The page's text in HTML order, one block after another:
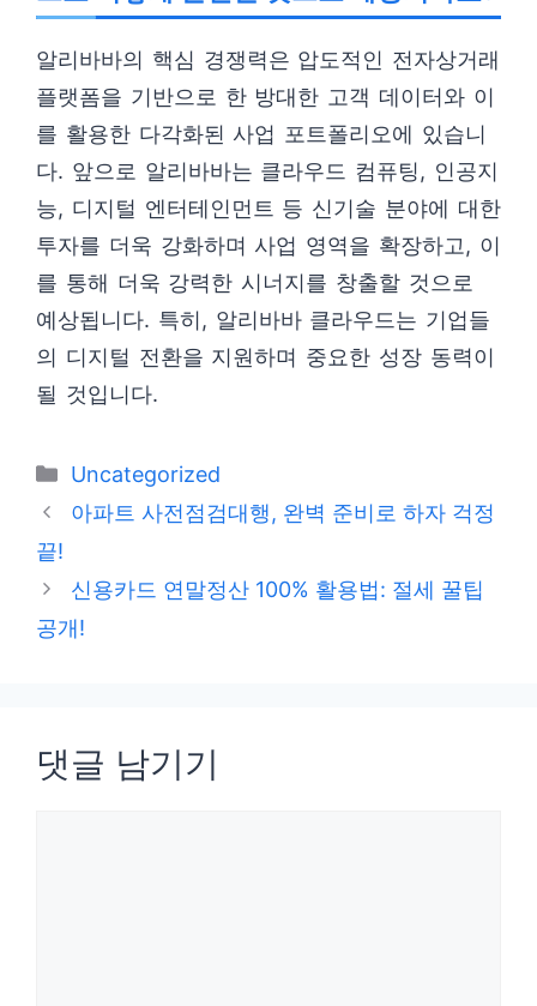
알리바바의 핵심 경쟁력은 압도적인 전자상거래
플랫폼을 기반으로 한 방대한 고객 데이터와 이
를 활용한 다각화된 사업 포트폴리오에 있습니
다. 앞으로 알리바바는 클라우드 컴퓨팅, 인공지
능, 디지털 엔터테인먼트 등 신기술 분야에 대한
투자를 더욱 강화하며 사업 영역을 확장하고, 이
를 통해 더욱 강력한 시너지를 창출할 것으로
예상됩니다. 특히, 알리바바 클라우드는 기업들
의 디지털 전환을 지원하며 중요한 성장 동력이
될 것입니다.
카
테
Uncategorized
아파트 사전점검대행, 완벽 준비로 하자 걱정
끝!
신용카드 연말정산 100% 활용법: 절세 꿀팁
공개!
댓글 남기기